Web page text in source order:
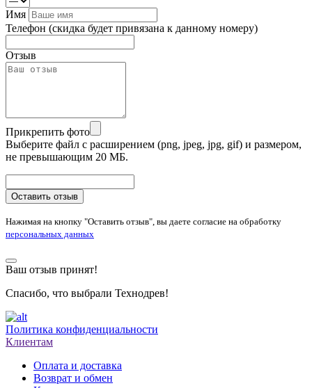
Имя
Телефон (скидка будет привязана к данному номеру)
Отзыв
Прикрепить фото
Выберите файл с расширением (png, jpeg, jpg, gif) и размером,
не превышающим 20 МБ.
Оставить отзыв
Нажимая на кнопку "Оставить отзыв", вы даете согласие на обработку
персональных данных
Ваш отзыв принят!
Спасибо, что выбрали Технодрев!
Политика конфиденциальности
Клиентам
Оплата и доставка
Возврат и обмен